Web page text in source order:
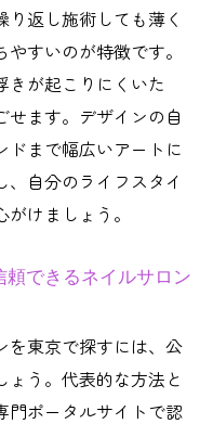
ばれるパラジェル
京が注目される背
支持されるネイル
宿・銀座の人気理
ジェル認定が重視
返し施術しても薄く
すいのが特徴です。
きが起こりにくいた
せます。デザインの自
ドまで幅広いアートに
自分のライフスタイ
けましょう。
できるネイルサロン
を東京で探すには、公
う。代表的な方法と
門ポータルサイトで認